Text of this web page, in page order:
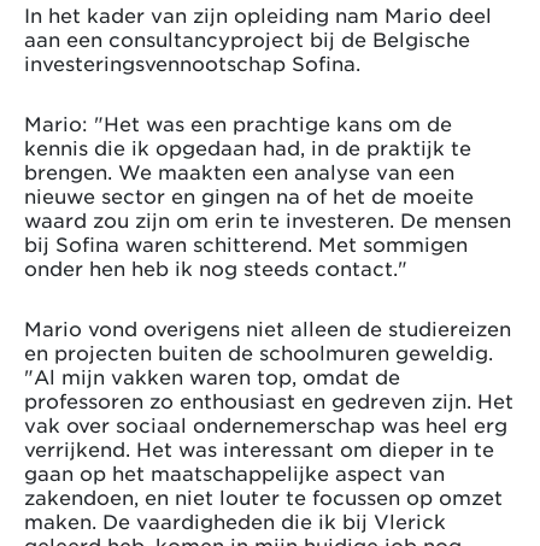
In het kader van zijn opleiding nam Mario deel
aan een consultancyproject bij de Belgische
investeringsvennootschap Sofina.
Mario: "Het was een prachtige kans om de
kennis die ik opgedaan had, in de praktijk te
brengen. We maakten een analyse van een
nieuwe sector en gingen na of het de moeite
waard zou zijn om erin te investeren. De mensen
bij Sofina waren schitterend. Met sommigen
onder hen heb ik nog steeds contact."
Mario vond overigens niet alleen de studiereizen
en projecten buiten de schoolmuren geweldig.
"Al mijn vakken waren top, omdat de
professoren zo enthousiast en gedreven zijn. Het
vak over sociaal ondernemerschap was heel erg
verrijkend. Het was interessant om dieper in te
gaan op het maatschappelijke aspect van
zakendoen, en niet louter te focussen op omzet
maken. De vaardigheden die ik bij Vlerick